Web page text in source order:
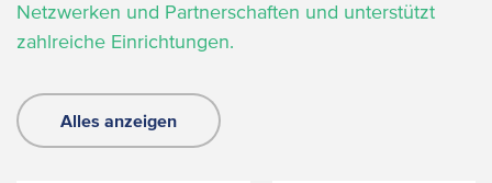
Netzwerken und Partnerschaften und unterstützt
zahlreiche Einrichtungen.
Alles anzeigen